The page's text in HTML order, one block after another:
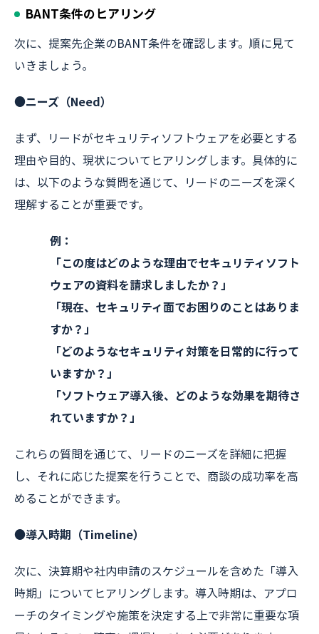
BANT条件のヒアリング
次に、提案先企業のBANT条件を確認します。順に見て
いきましょう。
●ニーズ（Need）
まず、リードがセキュリティソフトウェアを必要とする
理由や目的、現状についてヒアリングします。具体的に
は、以下のような質問を通じて、リードのニーズを深く
理解することが重要です。
例：
「この度はどのような理由でセキュリティソフト
ウェアの資料を請求しましたか？」
「現在、セキュリティ面でお困りのことはありま
すか？」
「どのようなセキュリティ対策を日常的に行って
いますか？」
「ソフトウェア導入後、どのような効果を期待さ
れていますか？」
これらの質問を通じて、リードのニーズを詳細に把握
し、それに応じた提案を行うことで、商談の成功率を高
めることができます。
●導入時期（Timeline）
次に、決算期や社内申請のスケジュールを含めた「導入
時期」についてヒアリングします。導入時期は、アプロ
ーチのタイミングや施策を決定する上で非常に重要な項